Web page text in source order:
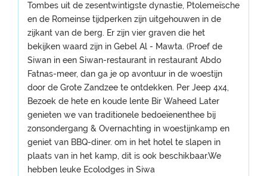
Tombes uit de zesentwintigste dynastie, Ptolemeïsche
en de Romeinse tijdperken zijn uitgehouwen in de
zijkant van de berg. Er zijn vier graven die het
bekijken waard zijn in Gebel Al - Mawta. (Proef de
Siwan in een Siwan-restaurant in restaurant Abdo
Fatnas-meer, dan ga je op avontuur in de woestijn
door de Grote Zandzee te ontdekken. Per Jeep 4x4,
Bezoek de hete en koude lente Bir Waheed Later
genieten we van traditionele bedoeïenenthee bij
zonsondergang & Overnachting in woestijnkamp en
geniet van BBQ-diner. om in het hotel te slapen in
plaats van in het kamp, ​​dit is ook beschikbaar.We
hebben leuke Ecolodges in Siwa